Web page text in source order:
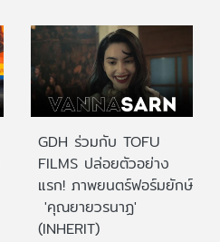
GDH ร่วมกับ TOFU
FILMS ปล่อยตัวอย่าง
แรก! ภาพยนตร์ฟอร์มยักษ์
'คุณยายวรนาฏ'
(INHERIT)